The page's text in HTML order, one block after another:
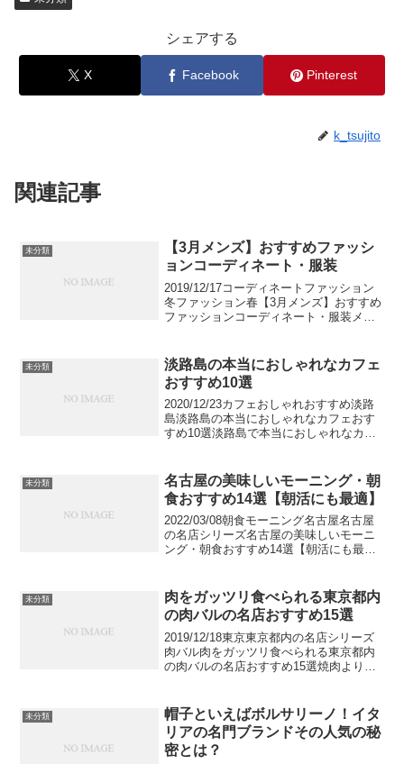
シェアする
X Facebook Pinterest
k_tsujito
関連記事
未分類
【3月メンズ】おすすめファッシ
ョンコーディネート・服装
2019/12/17コーディネートファッション
冬ファッション春【3月メンズ】おすすめ
ファッションコーディネート・服装メン
気温に合わせた定番の着こなしを、海外
の街角スナ...
未分類
淡路島の本当におしゃれなカフェ
おすすめ10選
2020/12/23カフェおしゃれおすすめ淡路
島淡路島の本当におしゃれなカフェおす
すめ10選淡路島で本当におしゃれなカフ
のでおしゃれなカフェや素晴らしい眺望
のカフェが多...
未分類
名古屋の美味しいモーニング・朝
食おすすめ14選【朝活にも最適】
2022/03/08朝食モーニング名古屋名古屋
の名店シリーズ名古屋の美味しいモーニ
ング・朝食おすすめ14選【朝活にも最
グがついてきたり、小倉トーストがセッ
トになったりと...
未分類
肉をガッツリ食べられる東京都内
の肉バルの名店おすすめ15選
2019/12/18東京東京都内の名店シリーズ
肉バル肉をガッツリ食べられる東京都内
の肉バルの名店おすすめ15選焼肉よりも
肉バルはエイジングビーフや馬肉、そし
てジビエなど...
未分類
帽子といえばボルサリーノ！イタ
リアの名門ブランドその人気の秘
密とは？